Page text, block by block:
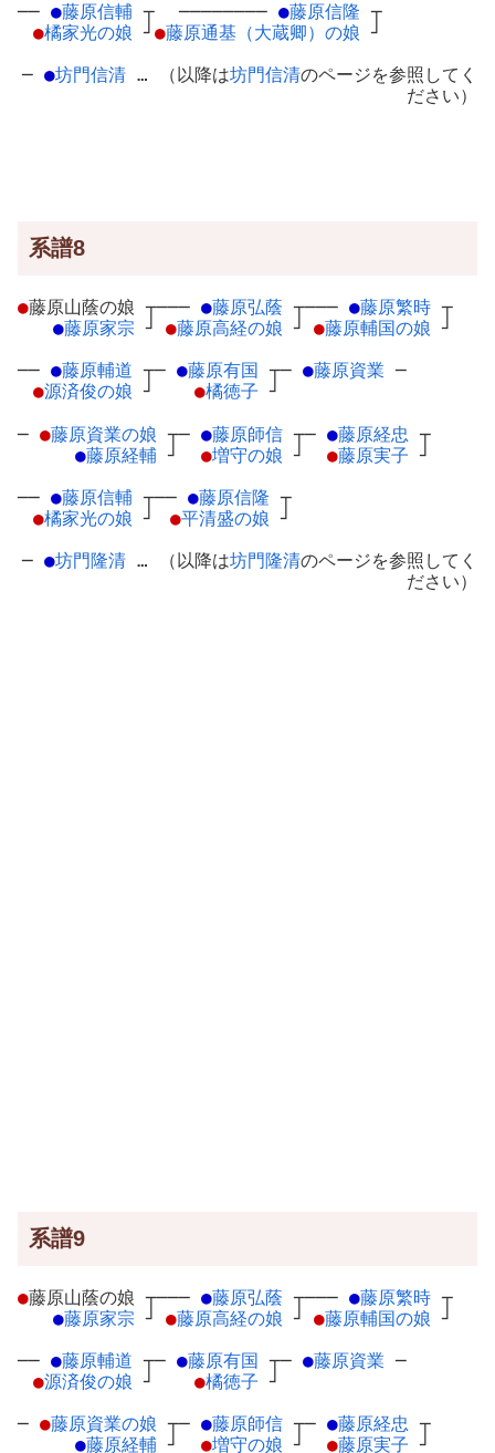
── ●藤原信輔 ┬
●橘家光の娘 ┘
──────── ●藤原信隆 ┬
●藤原通基（大蔵卿）の娘 ┘
─ ●坊門信清 … （以降は坊門信清のページを参照してく
ださい）
系譜8
●藤原山蔭の娘 ┬
●藤原家宗 ┘
─── ●藤原弘蔭 ┬
●藤原高経の娘 ┘
─── ●藤原繁時 ┬
●藤原輔国の娘 ┘
── ●藤原輔道 ┬
●源済俊の娘 ┘
─ ●藤原有国
┬
●橘徳子 ┘
─ ●藤原資業 ─
─ ●藤原資業の娘 ┬
●藤原経輔 ┘
─ ●藤原師信 ┬
●増守の娘 ┘
─ ●藤原経忠 ┬
●藤原実子 ┘
── ●藤原信輔 ┬
●橘家光の娘 ┘
── ●藤原信隆 ┬
●平清盛の娘 ┘
─ ●坊門隆清 … （以降は坊門隆清のページを参照してく
ださい）
系譜9
●藤原山蔭の娘 ┬
●藤原家宗 ┘
─── ●藤原弘蔭 ┬
●藤原高経の娘 ┘
─── ●藤原繁時 ┬
●藤原輔国の娘 ┘
── ●藤原輔道 ┬
●源済俊の娘 ┘
─ ●藤原有国 ┬
●橘徳子 ┘
─ ●藤原資業 ─
─ ●藤原資業の娘 ┬
●藤原経輔 ┘
─ ●藤原師信 ┬
●増守の娘 ┘
─ ●藤原経忠 ┬
●藤原実子 ┘